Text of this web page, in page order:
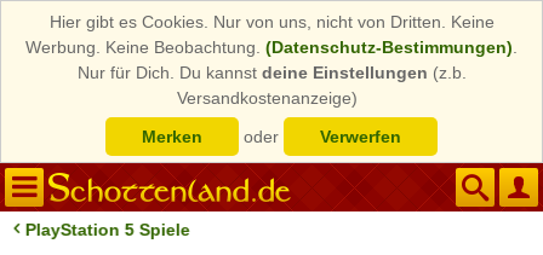
Hier gibt es Cookies. Nur von uns, nicht von Dritten. Keine
Werbung. Keine Beobachtung. (Datenschutz-Bestimmungen)
Nur für Dich. Du kannst deine Einstellungen (z.b.
Versandkostenanzeige)
Merken
oder Verwerfen
PlayStation 5 Spiele